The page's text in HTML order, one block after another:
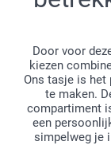
Door voor
kiezen
Ons tasje is
te maken.
compartiment
een
simpelweg je